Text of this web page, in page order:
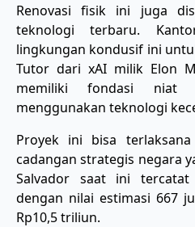
​Renovasi fisik ini juga
teknologi terbaru.
lingkungan kondusif ini
Tutor dari xAI milik Elon
memiliki fondasi niat
menggunakan teknologi
​Proyek ini bisa
cadangan strategis negara
Salvador saat ini
dengan nilai estimasi 667
Rp10,5 triliun.